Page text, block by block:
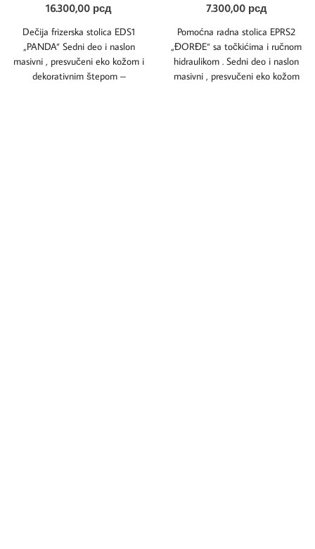
16.300,00 рсд
Dečija frizerska stolica EDS1
„PANDA“ Sedni deo i naslon
masivni , presvučeni eko kožom i
dekorativnim štepom –
7.300,00 рсд
Pomoćna radna stolica EPRS2
„ĐORĐE“ sa točkićima i ručnom
hidraulikom . Sedni deo i naslon
masivni , presvučeni eko kožom